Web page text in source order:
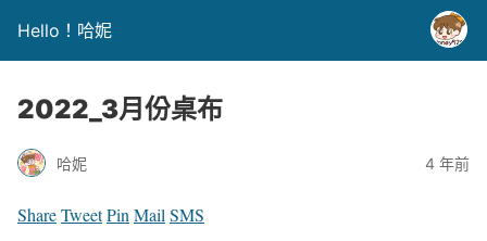
Hello！哈妮
2022_3月份桌布
哈妮 4 年前
ShareTweetPin Mail SMS